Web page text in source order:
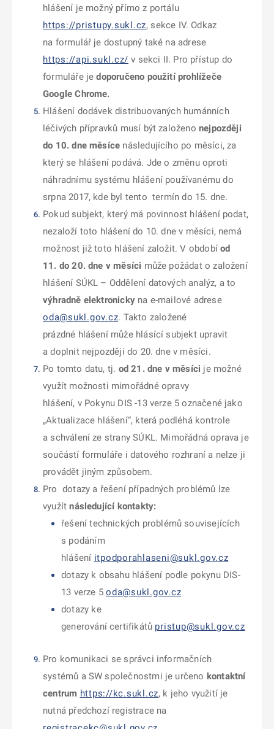
hlášení je možný přímo z portálu
https://pristupy.sukl.cz, sekce IV. Odkaz
na formulář je dostupný také na adrese
https://api.sukl.cz/ v sekci II. Pro přístup do
formuláře jedoporučeno použití prohlížeče
Google Chrome.
Hlášení dodávek distribuovaných humánních
léčivých přípravků musí být založeno nejpozději
do 10. dne měsíce následujícího po měsíci, za
který se hlášení podává. Jde o změnu oproti
náhradnímu systému hlášení používanému do
srpna 2017, kde byl tento termín do 15. dne.
Pokud subjekt, který má povinnost hlášení podat,
nezaloží toto hlášení do 10. dne v měsíci, nemá
možnost již toto hlášení založit. V obdobíod
11. do 20. dne v měsíci může požádat o založení
hlášení SÚKL – Oddělení datových analýz, a to
výhradně elektronickyna e-mailové adrese
oda@sukl.gov.cz. Takto založené
prázdné hlášení může hlásící subjekt upravit
a doplnit nejpozději do 20. dne v měsíci.
Po tomto datu, tj. od 21. dne v měsíci je možné
využít možnosti mimořádné opravy
hlášení, v Pokynu DIS -13 verze 5 označené jako
„Aktualizace hlášení“, která podléhá kontrole
a schválení ze strany SÚKL. Mimořádná oprava je
součástí formuláře i datového rozhraní a nelze ji
provádět jiným způsobem.
Pro dotazy a řešení případných problémů lze
využítnásledující kontakty:
řešení technických problémů souvisejících
s podáním
hlášení itpodporahlaseni@sukl.gov.cz
dotazy k obsahu hlášení podle pokynu DIS-
13 verze 5oda@sukl.gov.cz
dotazy ke
generování certifikátů pristup@sukl.gov.cz
Pro komunikaci se správci informačních
systémů a SW společnostmi je určeno kontaktní
centrum https://kc.sukl.cz, k jeho využití je
nutná předchozí registrace na